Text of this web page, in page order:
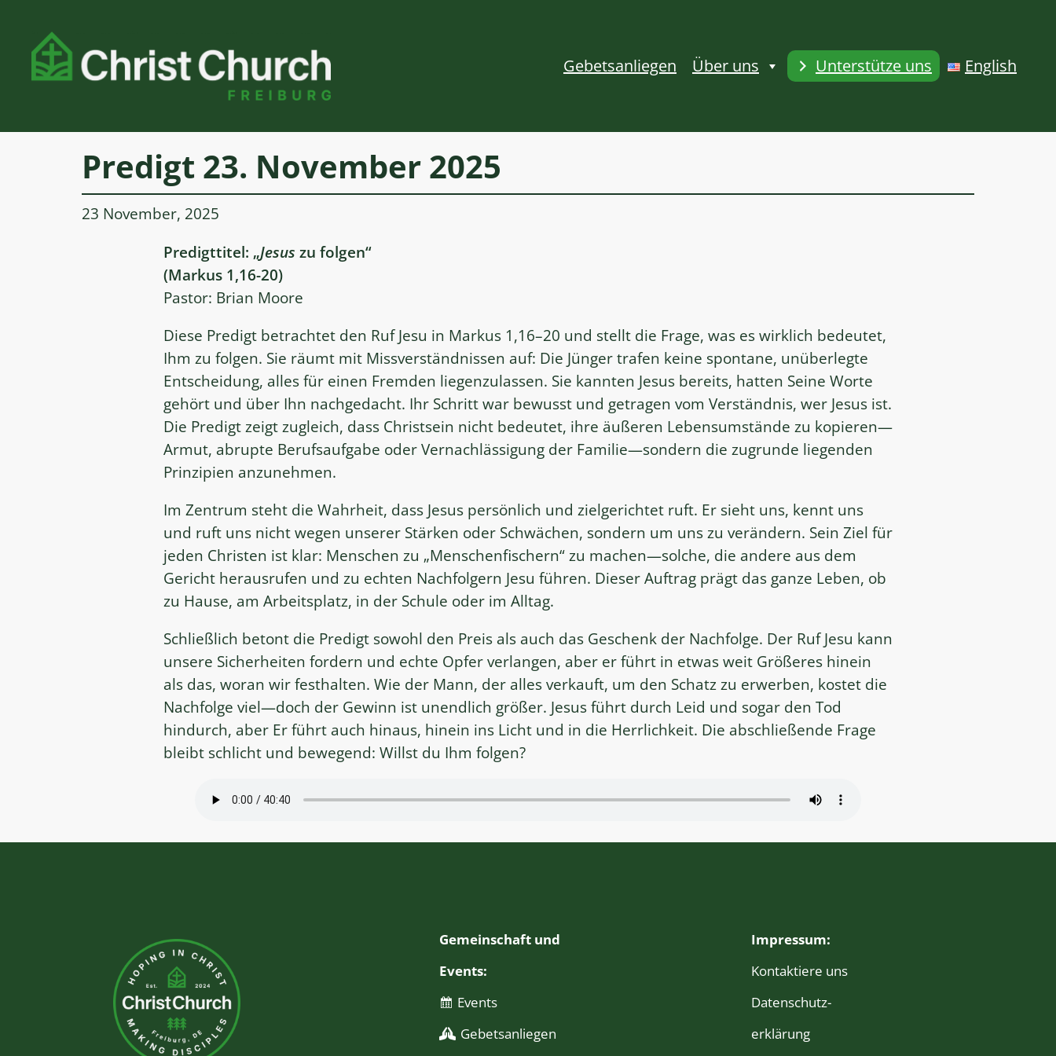
springen
Gebetsanliegen Über uns Unterstütze uns English
Predigt 23. November 2025
23 November, 2025
Predigttitel: „Jesus zu folgen“
(Markus 1,16-20)
Pastor: Brian Moore
Diese Predigt betrachtet den Ruf Jesu in Markus 1,16–20 und stellt die Frage, was es wirklich bedeutet,
Ihm zu folgen. Sie räumt mit Missverständnissen auf: Die Jünger trafen keine spontane, unüberlegte
Entscheidung, alles für einen Fremden liegenzulassen. Sie kannten Jesus bereits, hatten Seine Worte
gehört und über Ihn nachgedacht. Ihr Schritt war bewusst und getragen vom Verständnis, wer Jesus ist.
Die Predigt zeigt zugleich, dass Christsein nicht bedeutet, ihre äußeren Lebensumstände zu kopieren—
Armut, abrupte Berufsaufgabe oder Vernachlässigung der Familie—sondern die zugrunde liegenden
Prinzipien anzunehmen.
Im Zentrum steht die Wahrheit, dass Jesus persönlich und zielgerichtet ruft. Er sieht uns, kennt uns
und ruft uns nicht wegen unserer Stärken oder Schwächen, sondern um uns zu verändern. Sein Ziel für
jeden Christen ist klar: Menschen zu „Menschenfischern“ zu machen—solche, die andere aus dem
Gericht herausrufen und zu echten Nachfolgern Jesu führen. Dieser Auftrag prägt das ganze Leben, ob
zu Hause, am Arbeitsplatz, in der Schule oder im Alltag.
Schließlich betont die Predigt sowohl den Preis als auch das Geschenk der Nachfolge. Der Ruf Jesu kann
unsere Sicherheiten fordern und echte Opfer verlangen, aber er führt in etwas weit Größeres hinein
als das, woran wir festhalten. Wie der Mann, der alles verkauft, um den Schatz zu erwerben, kostet die
Nachfolge viel—doch der Gewinn ist unendlich größer. Jesus führt durch Leid und sogar den Tod
hindurch, aber Er führt auch hinaus, hinein ins Licht und in die Herrlichkeit. Die abschließende Frage
bleibt schlicht und bewegend: Willst du Ihm folgen?
Gemeinschaft und
Events:
Events
Gebetsanliegen
Impressum:
Kontaktiere uns
Daten­schutz­
erklärung